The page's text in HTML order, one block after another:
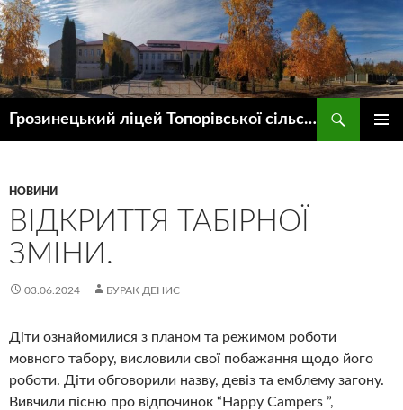
Грозинецький ліцей Топорівської сільської ради
НОВИНИ
ВІДКРИТТЯ ТАБІРНОЇ
ЗМІНИ.
03.06.2024 БУРАК ДЕНИС
Діти ознайомилися з планом та режимом роботи
мовного табору, висловили свої побажання щодо його
роботи. Діти обговорили назву, девіз та емблему загону.
Вивчили пісню про відпочинок “Happy Campers ”,